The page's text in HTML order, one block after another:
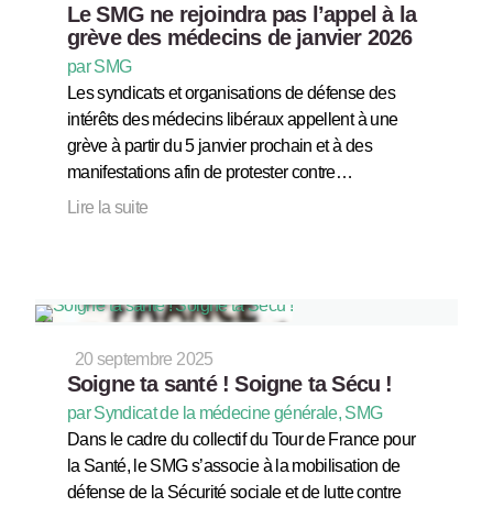
Le SMG ne rejoindra pas l’appel à la
grève des médecins de janvier 2026
par SMG
Les syndicats et organisations de défense des
intérêts des médecins libéraux appellent à une
grève à partir du 5 janvier prochain et à des
manifestations afin de protester contre…
Lire la suite
20 septembre 2025
Soigne ta santé ! Soigne ta Sécu !
par Syndicat de la médecine générale, SMG
Dans le cadre du collectif du Tour de France pour
la Santé, le SMG s’associe à la mobilisation de
défense de la Sécurité sociale et de lutte contre